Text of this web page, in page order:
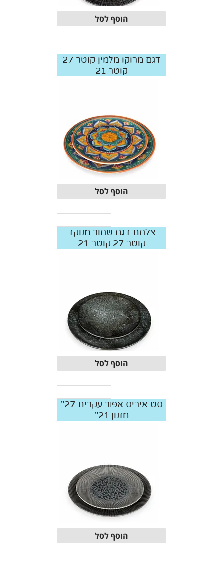
הוסף לסל
דגם מרוקו מלמין קוטר 27
קוטר 21
הוסף לסל
צלחת דגם שחור מנוקד
קוטר 27 קוטר 21
הוסף לסל
סט איריס אפור עקרית 27"
מזנון 21"
הוסף לסל